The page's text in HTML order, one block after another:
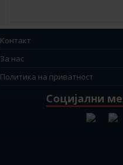
Контакт
За нас
Политика на приватност
Социјални